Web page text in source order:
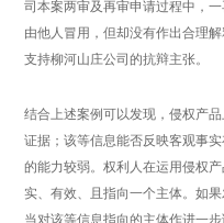
司本案两审及再审申请过程中，
由他人冒用，但却没有作出合理
支持柳河山庄公司的抗辩主张。
结合上述案例可以发现，侵权产
证据；该等信息能否反映客观事
的能力较弱。权利人在运用侵权
实、有效、且指向一个主体。如
当对该等信息指向的主体作进一